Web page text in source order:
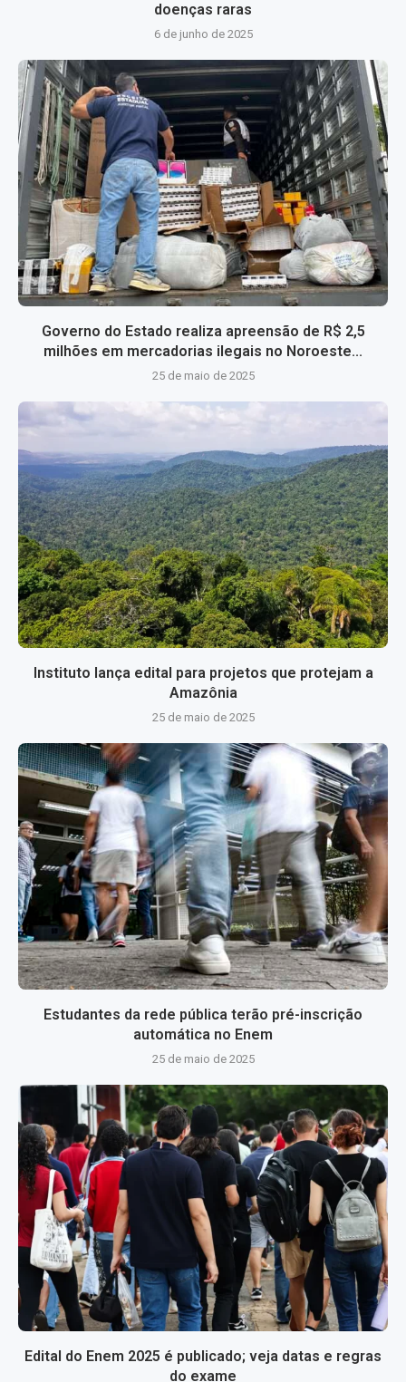
doenças raras
6 de junho de 2025
Governo do Estado realiza apreensão de R$ 2,5
milhões em mercadorias ilegais no Noroeste...
25 de maio de 2025
Instituto lança edital para projetos que protejam a
Amazônia
25 de maio de 2025
Estudantes da rede pública terão pré-inscrição
automática no Enem
25 de maio de 2025
Edital do Enem 2025 é publicado; veja datas e regras
do exame